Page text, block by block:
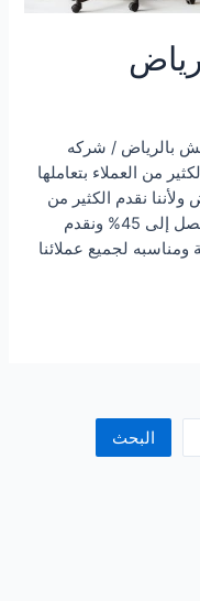
بالرياض / شركه
من العملاء بتعاملها
نقدم الكثير من
العروض لهم والخصومات المميزه التى تصل إلى 45% ونقدم
ومناسبه لجميع عملائنا
البحث